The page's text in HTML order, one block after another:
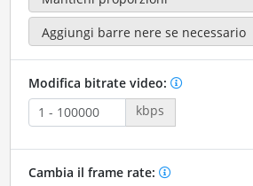
Modifica bitrate video:
kbps
Cambia il frame rate: